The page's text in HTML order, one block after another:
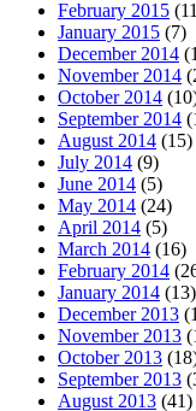
February 2015
January 2015 (7)
December 2014
November 2014
October 2014
September 2014
August 2014 (15)
July 2014 (9)
June 2014 (5)
May 2014 (24)
April 2014 (5)
March 2014 (16)
February 2014
January 2014 (13)
December 2013
November 2013
October 2013
September 2013
August 2013 (41)